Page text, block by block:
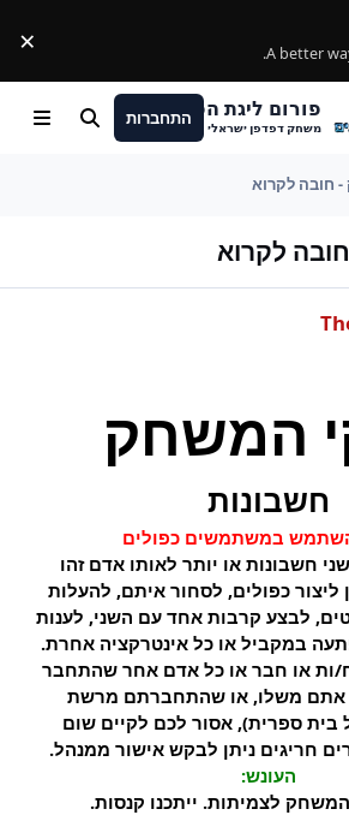
A better
.
×
פורום ליגת הפוקימונים
משחק דפדפן ישראלי
התחברות חיפוש Menu
חובה לקרוא
לקרוא
המשחק
חשבונות
במשתמשים כפולים
חשבונות או יותר לאותו אדם זהו
כפולים, לסחור איתם, להעלות
לבצע קרבות אחד עם השני, לענות
במקביל או כל אינטרקציה אחרת.
ות או חבר או כל אדם אחר שהתחבר
משלו, או שהתחברתם מרשת
ספרית), אסור לכם לקיים שום
חריגים ניתן לבקש אישור ממנהל.
העונש:
לצמיתות. ייתכנו קנסות.